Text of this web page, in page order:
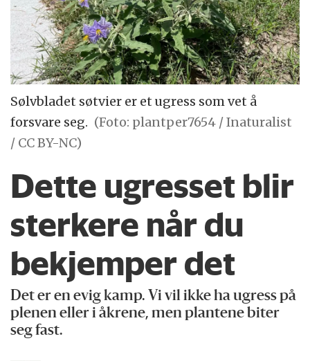
Sølvbladet søtvier er et ugress som vet å
forsvare seg. (Foto: plantper7654 / Inaturalist
/ CC BY-NC)
Dette ugresset blir
sterkere når du
bekjemper det
Det er en evig kamp. Vi vil ikke ha ugress på
plenen eller i åkrene, men plantene biter
seg fast.